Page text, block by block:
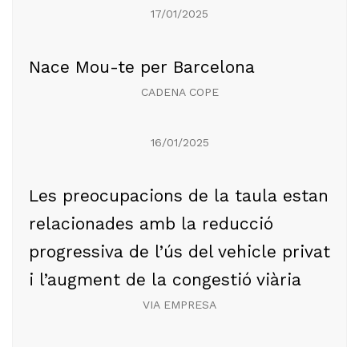
17/01/2025
Nace Mou-te per Barcelona
CADENA COPE
16/01/2025
Les preocupacions de la taula estan
relacionades amb la reducció
progressiva de l’ús del vehicle privat
i l’augment de la congestió viària
VIA EMPRESA